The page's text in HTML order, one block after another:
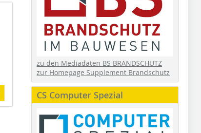
zu den Mediadaten BS BRANDSCHUTZ
zur Homepage Supplement Brandschutz
CS Computer Spezial